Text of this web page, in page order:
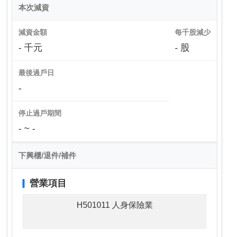
本次減資
減資金額
- 千元
每千股減少
- 股
最後過戶日
-
停止過戶期間
- ~ -
下興櫃/退件/補件
營業項目
H501011 人身保險業